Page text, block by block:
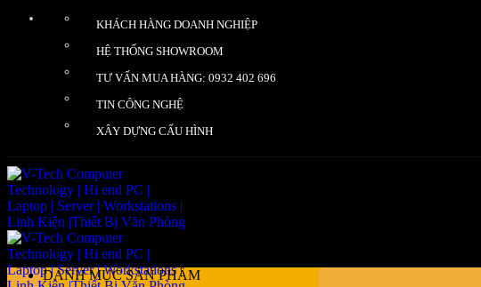
KHÁCH HÀNG DOANH NGHIỆP
HỆ THỐNG SHOWROOM
TƯ VẤN MUA HÀNG: 0932 402 696
TIN CÔNG NGHỆ
XÂY DỰNG CẤU HÌNH
DANH MỤC SẢN PHẨM